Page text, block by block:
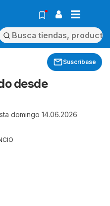
Suscríbase
desde
domingo 14.06.2026